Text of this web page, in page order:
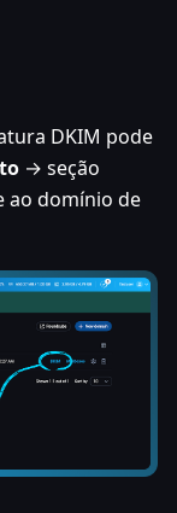
DKIM pode
→ seção
ao domínio de